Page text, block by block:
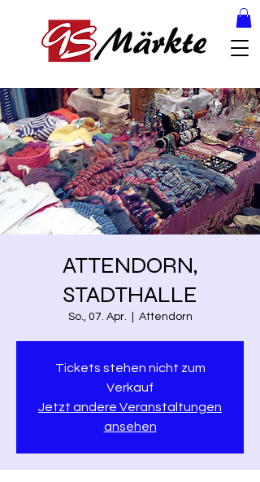
ATTENDORN,
STADTHALLE
So., 07. Apr. Attendorn
Tickets stehen nicht zum
Verkauf
Jetzt andere Veranstaltungen
ansehen